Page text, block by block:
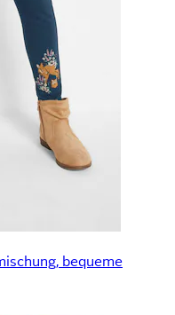
bequeme